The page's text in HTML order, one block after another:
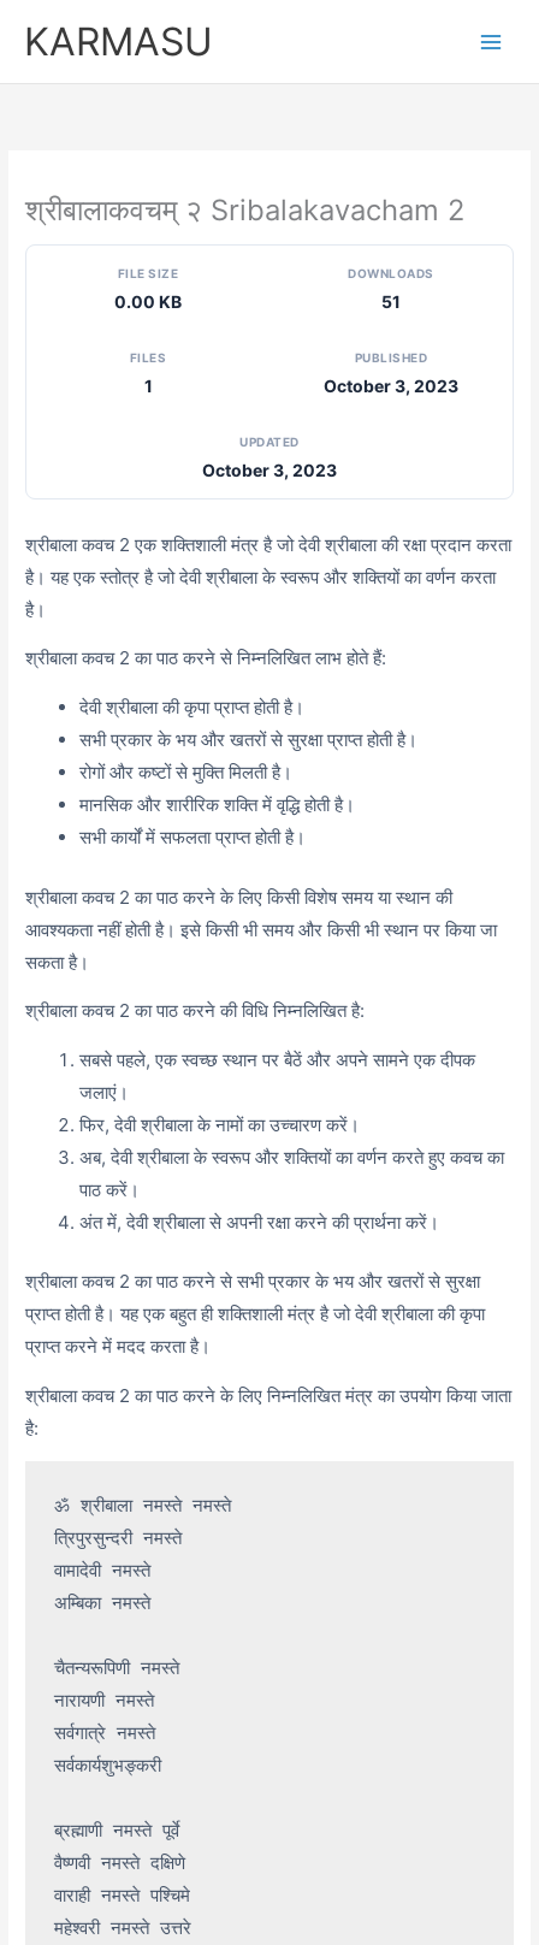
KARMASU
श्रीबालाकवचम् २ Sribalakavacham 2
FILE SIZE
0.00 KB
DOWNLOADS
51
FILES
1
PUBLISHED
October 3, 2023
UPDATED
October 3, 2023
श्रीबाला कवच 2 एक शक्तिशाली मंत्र है जो देवी श्रीबाला की रक्षा प्रदान करता
है। यह एक स्तोत्र है जो देवी श्रीबाला के स्वरूप और शक्तियों का वर्णन करता
है।
श्रीबाला कवच 2 का पाठ करने से निम्नलिखित लाभ होते हैं:
देवी श्रीबाला की कृपा प्राप्त होती है।
सभी प्रकार के भय और खतरों से सुरक्षा प्राप्त होती है।
रोगों और कष्टों से मुक्ति मिलती है।
मानसिक और शारीरिक शक्ति में वृद्धि होती है।
सभी कार्यों में सफलता प्राप्त होती है।
श्रीबाला कवच 2 का पाठ करने के लिए किसी विशेष समय या स्थान की
आवश्यकता नहीं होती है। इसे किसी भी समय और किसी भी स्थान पर किया जा
सकता है।
श्रीबाला कवच 2 का पाठ करने की विधि निम्नलिखित है:
सबसे पहले, एक स्वच्छ स्थान पर बैठें और अपने सामने एक दीपक
जलाएं।
फिर, देवी श्रीबाला के नामों का उच्चारण करें।
अब, देवी श्रीबाला के स्वरूप और शक्तियों का वर्णन करते हुए कवच का
पाठ करें।
अंत में, देवी श्रीबाला से अपनी रक्षा करने की प्रार्थना करें।
श्रीबाला कवच 2 का पाठ करने से सभी प्रकार के भय और खतरों से सुरक्षा
प्राप्त होती है। यह एक बहुत ही शक्तिशाली मंत्र है जो देवी श्रीबाला की कृपा
प्राप्त करने में मदद करता है।
श्रीबाला कवच 2 का पाठ करने के लिए निम्नलिखित मंत्र का उपयोग किया जाता
है:
ॐ श्रीबाला नमस्ते नमस्ते
त्रिपुरसुन्दरी नमस्ते
वामादेवी नमस्ते
अम्बिका नमस्ते
चैतन्यरूपिणी नमस्ते
नारायणी नमस्ते
सर्वगात्रे नमस्ते
सर्वकार्यशुभङ्करी
ब्रह्माणी नमस्ते पूर्वे
वैष्णवी नमस्ते दक्षिणे
वाराही नमस्ते पश्चिमे
महेश्वरी नमस्ते उत्तरे